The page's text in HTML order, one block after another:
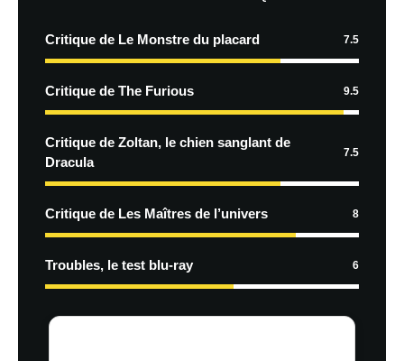
Critique de Le Monstre du placard 7.5
Critique de The Furious 9.5
Critique de Zoltan, le chien sanglant de
Dracula
7.5
Critique de Les Maîtres de l’univers 8
Troubles, le test blu-ray 6